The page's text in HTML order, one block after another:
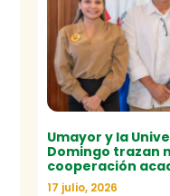
Umayor y la
Domingo trazan
cooperación
17 julio, 2026